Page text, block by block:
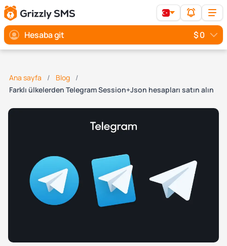
Hesaba git $ 0
Ana sayfa
Blog
Farklı ülkelerden Telegram Session+Json hesapları satın alın